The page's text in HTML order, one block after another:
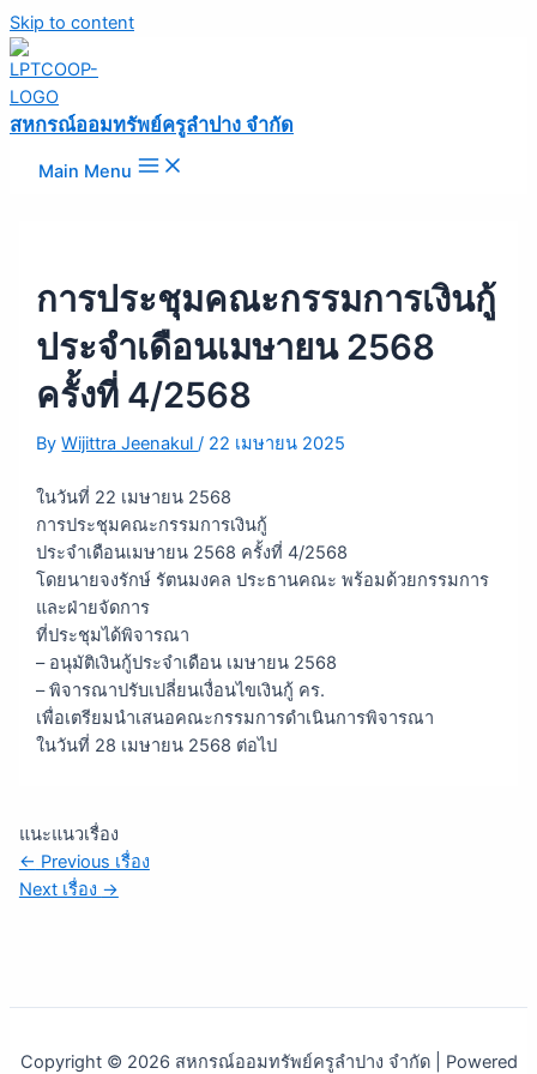
Skip to content
สหกรณ์ออมทรัพย์ครูลำปาง จำกัด
Main Menu
การประชุมคณะกรรมการเงินกู้
ประจำเดือนเมษายน 2568
ครั้งที่ 4/2568
ByWijittra Jeenakul/ 22 เมษายน 2025
ในวันที่ 22 เมษายน 2568
การประชุมคณะกรรมการเงินกู้
ประจำเดือนเมษายน 2568 ครั้งที่ 4/2568
โดยนายจงรักษ์ รัตนมงคล ประธานคณะ พร้อมด้วยกรรมการ
และฝ่ายจัดการ
ที่ประชุมได้พิจารณา
– อนุมัติเงินกู้ประจำเดือน เมษายน 2568
– พิจารณาปรับเปลี่ยนเงื่อนไขเงินกู้ คร.
เพื่อเตรียมนำเสนอคณะกรรมการดำเนินการพิจารณา
ในวันที่ 28 เมษายน 2568 ต่อไป
แนะแนวเรื่อง
← Previous เรื่อง
Next เรื่อง →
Copyright © 2026 สหกรณ์ออมทรัพย์ครูลำปาง จำกัด | Powered